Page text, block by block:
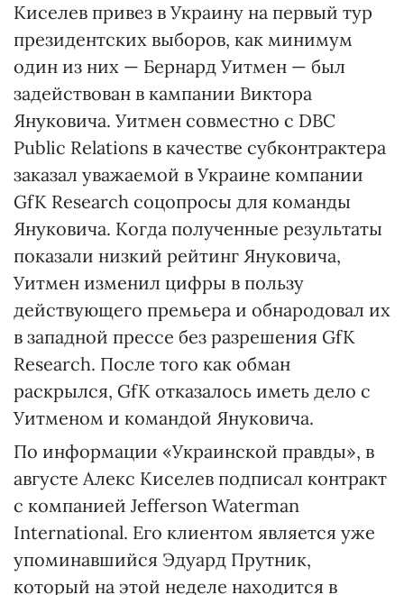
Киселев привез в Украину на первый тур
президентских выборов, как минимум
один из них — Бернард Уитмен — был
задействован в кампании Виктора
Януковича. Уитмен совместно с DBC
Public Relations в качестве субконтрактера
заказал уважаемой в Украине компании
GfK Research соцопросы для команды
Януковича. Когда полученные результаты
показали низкий рейтинг Януковича,
Уитмен изменил цифры в пользу
действующего премьера и обнародовал их
в западной прессе без разрешения GfK
Research. После того как обман
раскрылся, GfK отказалось иметь дело с
Уитменом и командой Януковича.
По информации «Украинской правды», в
августе Алекс Киселев подписал контракт
с компанией Jefferson Waterman
International. Его клиентом является уже
упоминавшийся Эдуард Прутник,
который на этой неделе находится в